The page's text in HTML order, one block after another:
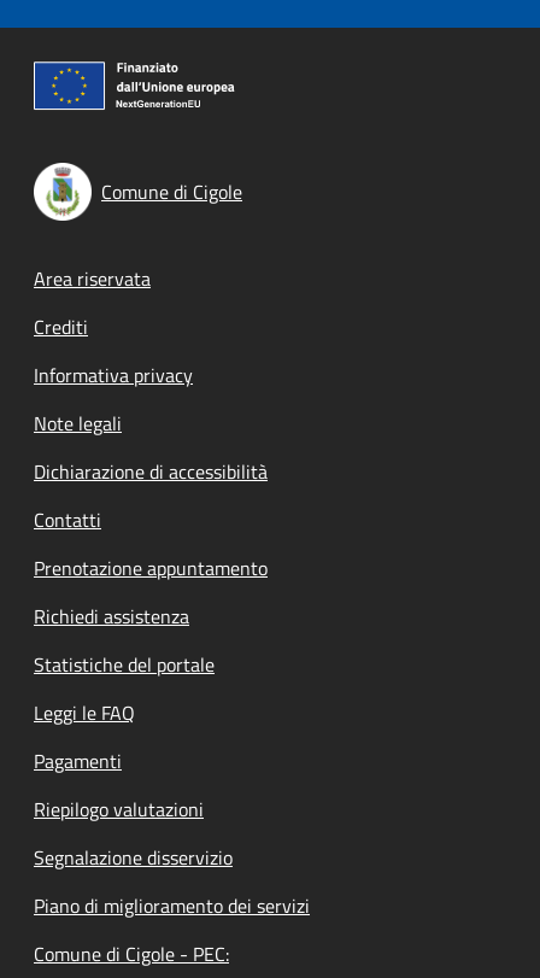
Comune di Cigole
Footer menu
Area riservata
Crediti
Informativa privacy
Note legali
Dichiarazione di accessibilità
Contatti
Prenotazione appuntamento
Richiedi assistenza
Statistiche del portale
Leggi le FAQ
Pagamenti
Riepilogo valutazioni
Segnalazione disservizio
Piano di miglioramento dei servizi
Comune di Cigole - PEC: